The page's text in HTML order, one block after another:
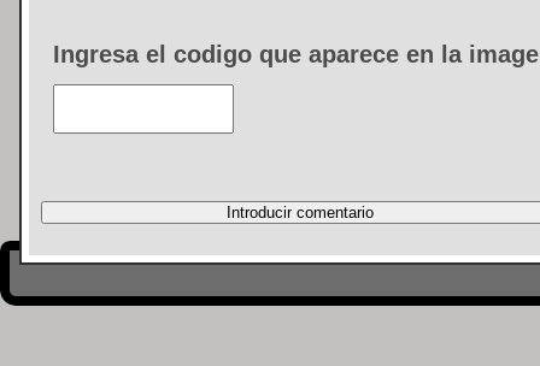
Ingresa el codigo que aparece en la